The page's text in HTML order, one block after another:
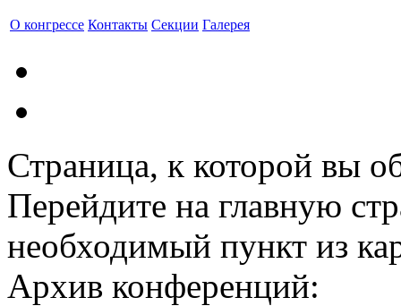
О конгрессе Контакты Секции Галерея
Страница, к которой вы
Перейдите на главную
необходимый пункт из
Архив конференций: